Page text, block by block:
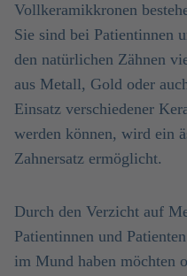
Vollkeramikkronen
Sie sind bei Patientinnen
den natürlichen Zähnen
aus Metall, Gold oder
Einsatz verschiedener
werden können, wird ein
Zahnersatz ermöglicht.
Durch den Verzicht auf
Patientinnen und
im Mund haben möchten